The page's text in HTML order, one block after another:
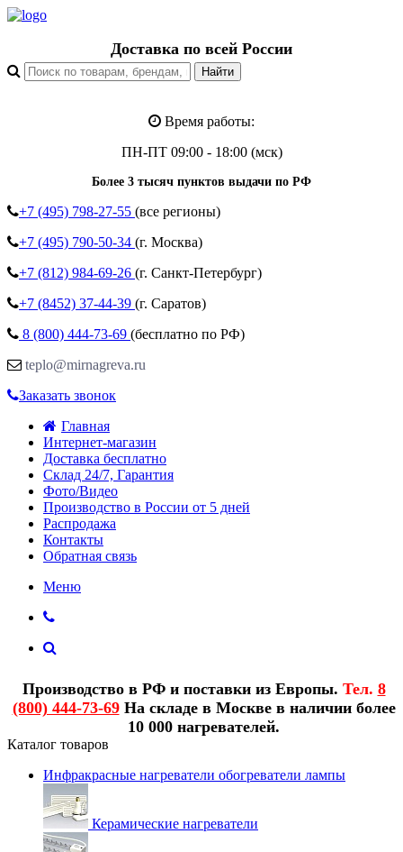
Доставка по всей России
Время работы:
ПН-ПТ 09:00 - 18:00 (мск)
Более 3 тысяч пунктов выдачи по РФ
+7 (495) 798-27-55 (все регионы)
+7 (495) 790-50-34 (г. Москва)
+7 (812) 984-69-26 (г. Санкт-Петербург)
+7 (8452) 37-44-39 (г. Саратов)
8 (800) 444-73-69 (бесплатно по РФ)
teplo@mirnagreva.ru
Заказать звонок
Главная
Интернет-магазин
Доставка бесплатно
Склад 24/7, Гарантия
Фото/Видео
Производство в России от 5 дней
Распродажа
Контакты
Обратная связь
Меню
Производство в РФ и поставки из Европы. Тел. 8
(800) 444-73-69На складе в Москве в наличии более
10 000 нагревателей.
Каталог товаров
Инфракрасные нагреватели обогреватели лампы
Керамические нагреватели